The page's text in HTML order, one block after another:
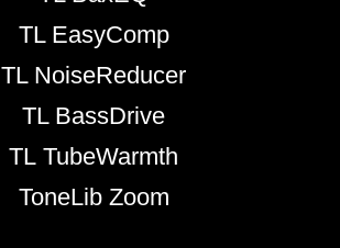
TL EasyComp
TL NoiseReducer
TL BassDrive
TL TubeWarmth
ToneLib Zoom